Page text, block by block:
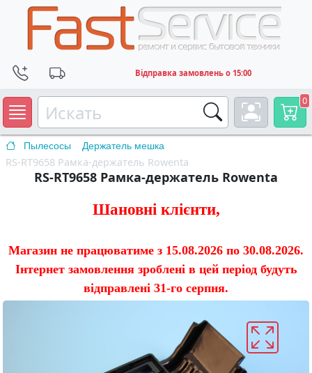
Відправка замовлень о 15:00
0
Пылесосы Держатель мешка
RS-RT9658 Рамка-держатель Rowenta
RS-RT9658 Рамка-держатель Rowenta
Шановні клієнти,
Магазин не працюватиме з 15.08.2026 по 30.08.2026.
Інтернет замовлення зроблені в цей період будуть
відправлені 31-го серпня.